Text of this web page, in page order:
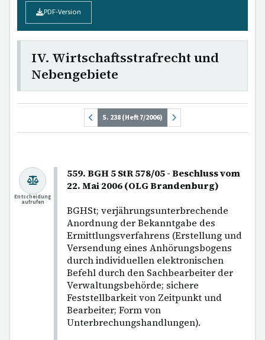
PDF-Version
IV. Wirtschaftsstrafrecht und
Nebengebiete
S. 238 (Heft 7/2006)
559. BGH 5 StR 578/05 - Beschluss vom
22. Mai 2006 (OLG Brandenburg)
BGHSt; verjährungsunterbrechende
Anordnung der Bekanntgabe des
Ermittlungsverfahrens (Erstellung und
Versendung eines Anhörungsbogens
durch individuellen elektronischen
Befehl durch den Sachbearbeiter der
Verwaltungsbehörde; sichere
Feststellbarkeit von Zeitpunkt und
Bearbeiter; Form von
Unterbrechungshandlungen).
Entscheidung
aufrufen